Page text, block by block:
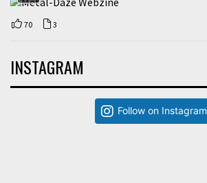
70 3
INSTAGRAM
Follow on Instagram